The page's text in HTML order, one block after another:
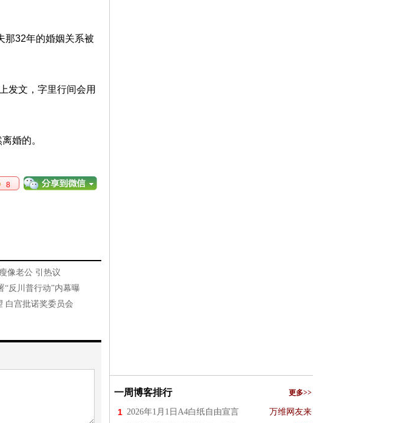
那32年的婚姻关系被
发文，字里行间会用
婚的。
8
像老公 引热议
“反川普行动”内幕曝
白宫批诺奖委员会
一周博客排行 更多>>
1 2026年1月1日A4白纸自由宣言 万维网友来